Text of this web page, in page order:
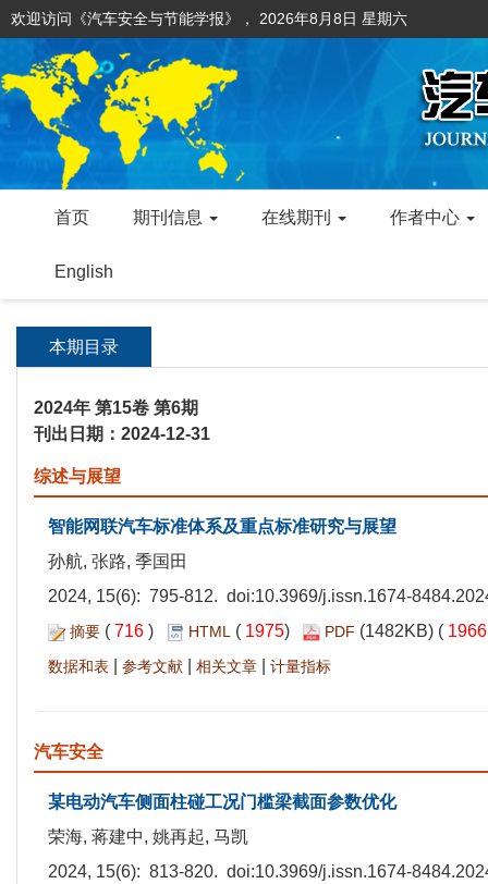
欢迎访问《汽车安全与节能学报》， 2026年8月8日 星期六
首页 期刊信息 在线期刊 作者中心
English
本期目录
2024年 第15卷 第6期
刊出日期：2024-12-31
综述与展望
智能网联汽车标准体系及重点标准研究与展望
孙航, 张路, 季国田
2024, 15(6): 795-812. doi:10.3969/j.issn.1674-
摘要 ( 716 ) HTML ( 1975) PDF (1482KB) (
数据和表 参考文献 相关文章 计量指标
汽车安全
某电动汽车侧面柱碰工况门槛梁截面参数优化
荣海, 蒋建中, 姚再起, 马凯
2024, 15(6): 813-820. doi:10.3969/j.issn.1674-